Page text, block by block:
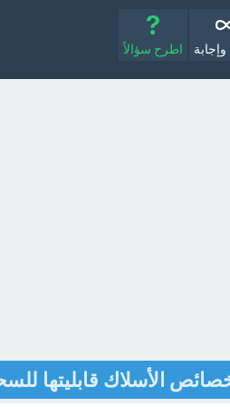
اطرح سؤالاً
الأسلاك قابليتها